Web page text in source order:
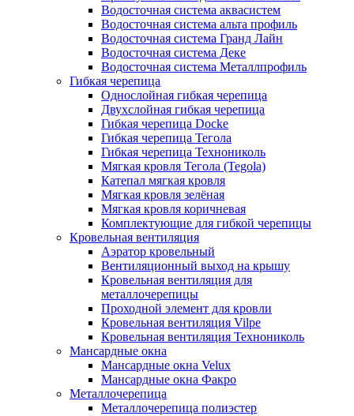
Водосточная система аквасистем
Водосточная система альта профиль
Водосточная система Гранд Лайн
Водосточная система Деке
Водосточная система Металлпрофиль
Гибкая черепица
Однослойная гибкая черепица
Двухслойная гибкая черепица
Гибкая черепица Docke
Гибкая черепица Тегола
Гибкая черепица Технониколь
Мягкая кровля Тегола (Tegola)
Катепал мягкая кровля
Мягкая кровля зелёная
Мягкая кровля коричневая
Комплектующие для гибкой черепицы
Кровельная вентиляция
Аэратор кровельный
Вентиляционный выход на крышу
Кровельная вентиляция для
металлочерепицы
Проходной элемент для кровли
Кровельная вентиляция Vilpe
Кровельная вентиляция Технониколь
Мансардные окна
Мансардные окна Velux
Мансардные окна Факро
Металлочерепица
Металлочерепица полиэстер